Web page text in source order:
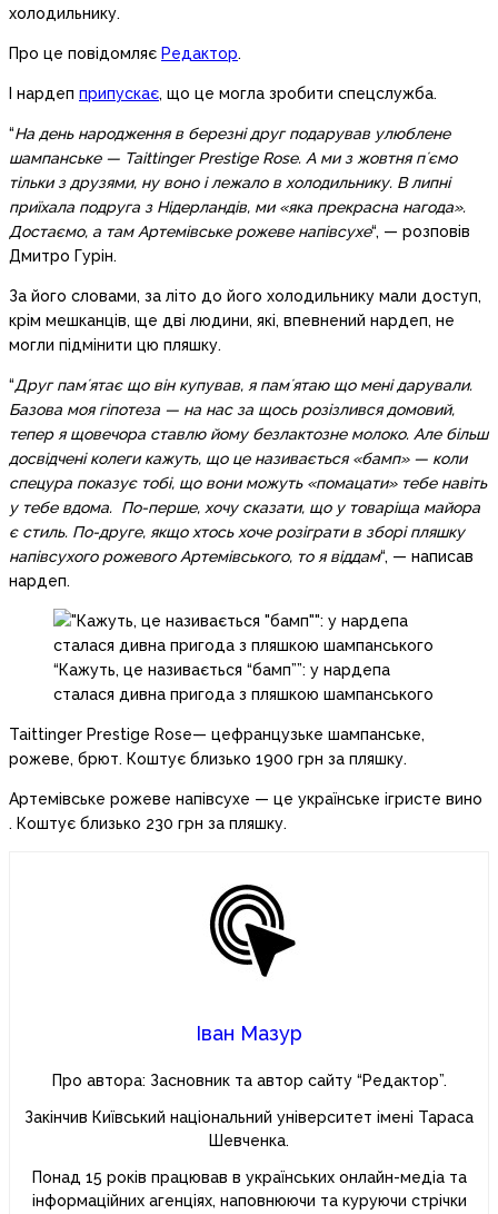
холодильнику.
Про це повідомляє Редактор.
І нардеп припускає, що це могла зробити спецслужба.
“На день народження в березні друг подарував улюблене
шампанське — Taittinger Prestige Rose. А ми з жовтня пʼємо
тільки з друзями, ну воно і лежало в холодильнику. В липні
приїхала подруга з Нідерландів, ми «яка прекрасна нагода».
Достаємо, а там Артемівське рожеве напівсухе“, — розповів
Дмитро Гурін.
За його словами, за літо до його холодильнику мали доступ,
крім мешканців, ще дві людини, які, впевнений нардеп, не
могли підмінити цю пляшку.
“Друг памʼятає що він купував, я памʼятаю що мені дарували.
Базова моя гіпотеза — на нас за щось розізлився домовий,
тепер я щовечора ставлю йому безлактозне молоко. Але більш
досвідчені колеги кажуть, що це називається «бамп» — коли
спецура показує тобі, що вони можуть «помацати» тебе навіть
у тебе вдома. По-перше, хочу сказати, що у товаріща майора
є стиль. По-друге, якщо хтось хоче розіграти в зборі пляшку
напівсухого рожевого Артемівського, то я віддам“, — написав
нардеп.
“Кажуть, це називається “бамп””: у нардепа
сталася дивна пригода з пляшкою шампанського
Taittinger Prestige Rose— цефранцузьке шампанське,
рожеве, брют. Коштує близько 1900 грн за пляшку.
Артемівське рожеве напівсухе — це українське ігристе вино
. Коштує близько 230 грн за пляшку.
Іван Мазур
Про автора: Засновник та автор сайту “Редактор”.
Закінчив Київський національний університет імені Тараса
Шевченка.
Понад 15 років працював в українських онлайн-медіа та
інформаційних агенціях, наповнюючи та куруючи стрічки